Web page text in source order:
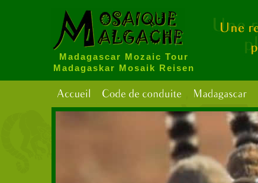
Madagascar Mozaic Tour
Madagaskar Mosaik Reisen